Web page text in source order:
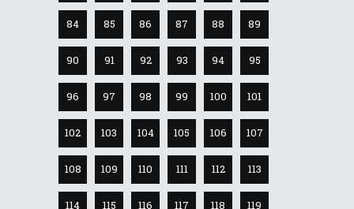
84 85 86 87 88 89
90 91 92 93 94 95
96 97 98 99 100 101
102 103 104 105 106 107
108 109 110 111 112 113
114 115 116 117 118 119